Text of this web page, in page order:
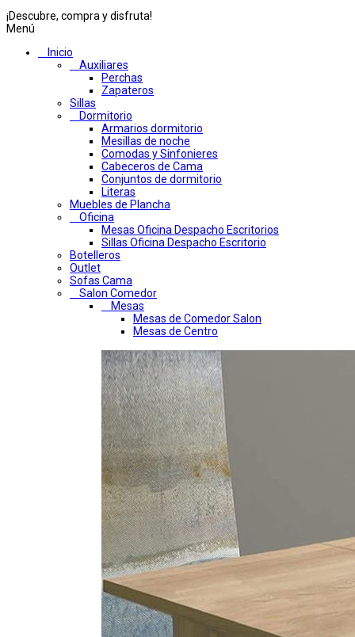
¡Descubre, compra y disfruta!
Menú
Inicio
Auxiliares
Perchas
Zapateros
Sillas
Dormitorio
Armarios dormitorio
Mesillas de noche
Comodas y Sinfonieres
Cabeceros de Cama
Conjuntos de dormitorio
Literas
Muebles de Plancha
Oficina
Mesas Oficina Despacho Escritorios
Sillas Oficina Despacho Escritorio
Botelleros
Outlet
Sofas Cama
Salon Comedor
Mesas
Mesas de Comedor Salon
Mesas de Centro